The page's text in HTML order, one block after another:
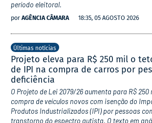
período eleitoral.
por AGÊNCIA CÂMARA 18:35, 05 AGOSTO 2026
Últimas notícias
Projeto eleva para R$ 250 mil o
de IPI na compra de carros por
deficiência
O Projeto de Lei 2079/26 aumenta para R$
compra de veículos novos com isenção do
Produtos Industrializados (IPI) por pessoas
transtorno do espectro autista. O texto em